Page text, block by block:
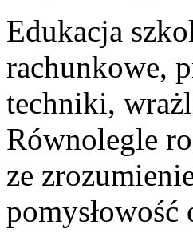
Edukacja
rachunkowe,
techniki,
Równolegle
ze
pomysłowość